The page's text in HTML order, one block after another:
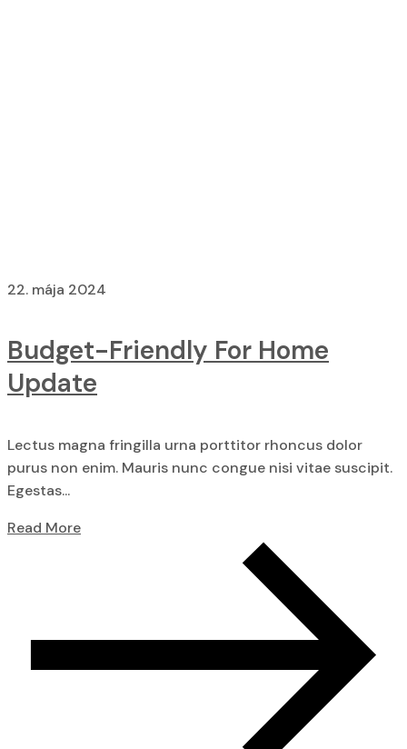
22. mája 2024
Budget-Friendly For Home
Update
Lectus magna fringilla urna porttitor rhoncus dolor
purus non enim. Mauris nunc congue nisi vitae suscipit.
Egestas...
Read More